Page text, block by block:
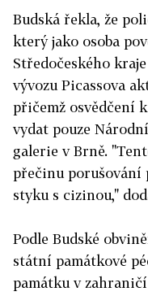
Budská řekla, že
který jako osoba
Středočeského
vývozu Picassova
přičemž osvědčení
vydat pouze
galerie v Brně.
přečinu porušování
styku s cizinou,"
Podle Budské
státní památkové
památku v